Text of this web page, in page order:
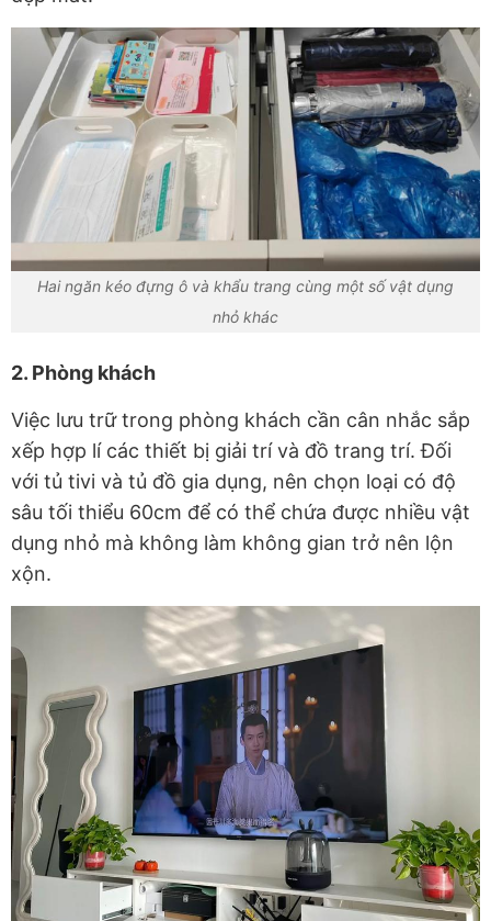
Hai ngăn kéo đựng ô và khẩu trang cùng một số vật dụng
nhỏ khác
2. Phòng khách
Việc lưu trữ trong phòng khách cần cân nhắc sắp
xếp hợp lí các thiết bị giải trí và đồ trang trí. Đối
với tủ tivi và tủ đồ gia dụng, nên chọn loại có độ
sâu tối thiểu 60cm để có thể chứa được nhiều vật
dụng nhỏ mà không làm không gian trở nên lộn
xộn.